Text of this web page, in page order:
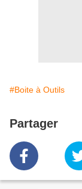
#Boite à Outils
Partager